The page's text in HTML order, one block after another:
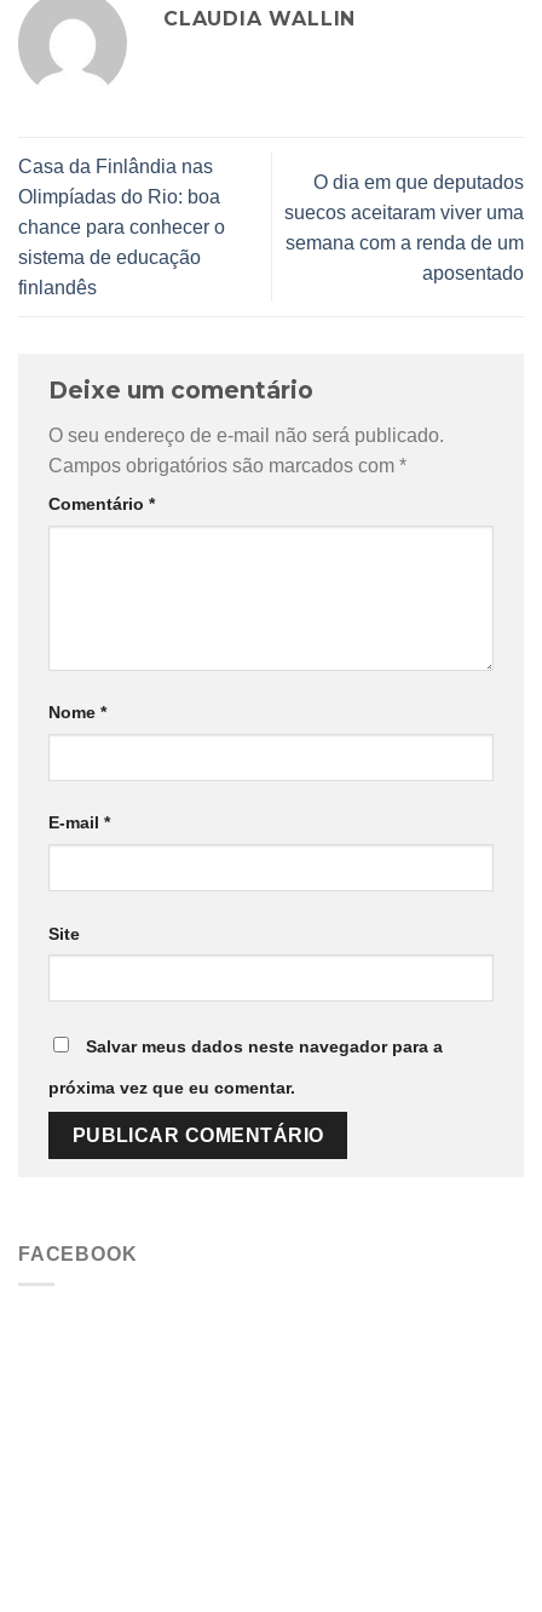
CLAUDIA WALLIN
Casa da Finlândia nas
Olimpíadas do Rio: boa
chance para conhecer o
sistema de educação
finlandês
O dia em que deputados
suecos aceitaram viver uma
semana com a renda de um
aposentado
Deixe um comentário
O seu endereço de e-mail não será publicado.
Campos obrigatórios são marcados com *
Comentário *
Nome *
E-mail *
Site
Salvar meus dados neste navegador para a
próxima vez que eu comentar.
FACEBOOK